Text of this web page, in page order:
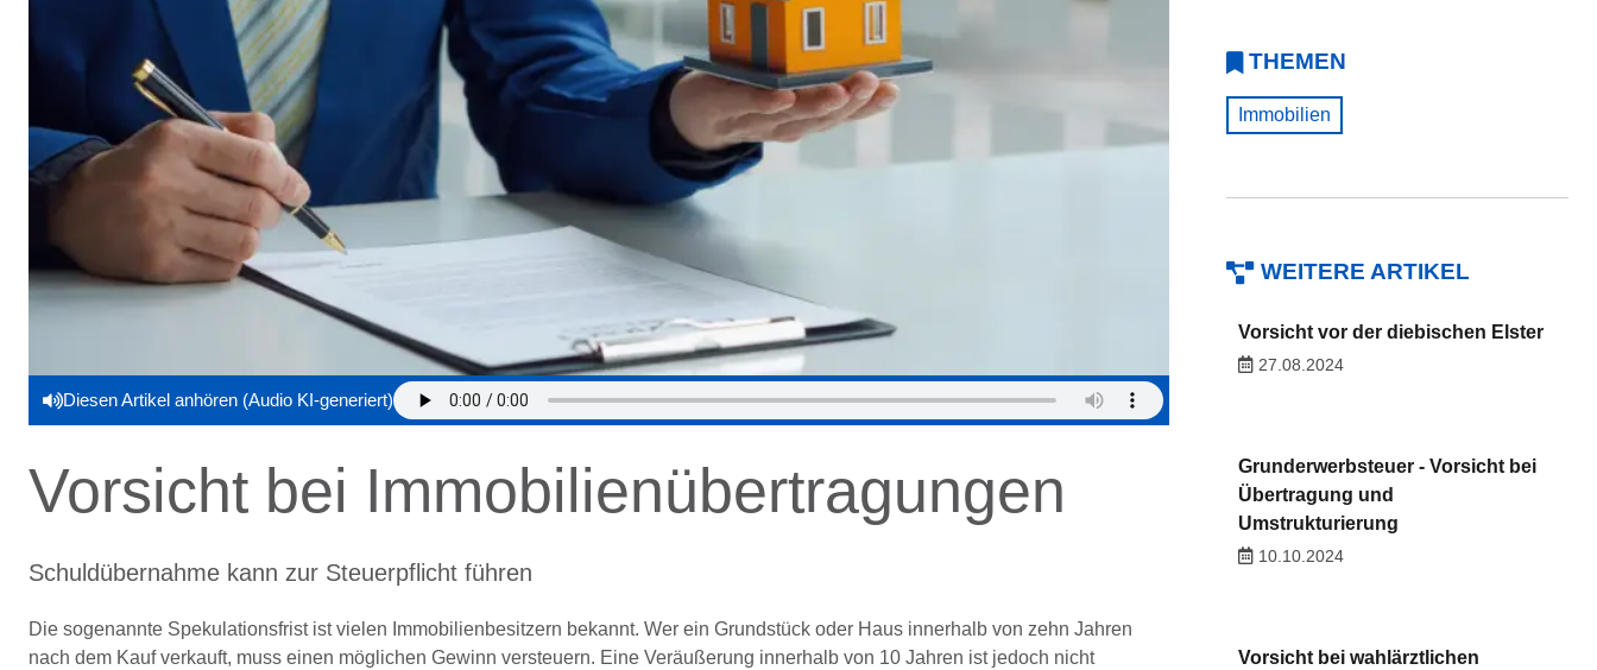
Diesen Artikel anhören (Audio KI-generiert)
Vorsicht bei Immobilienübertragungen
Schuldübernahme kann zur Steuerpflicht führen
Die sogenannte Spekulationsfrist ist vielen Immobilienbesitzern bekannt. Wer ein Grundstück oder Haus innerhalb von zehn Jahren
nach dem Kauf verkauft, muss einen möglichen Gewinn versteuern. Eine Veräußerung innerhalb von 10 Jahren ist jedoch nicht
THEMEN
Immobilien
WEITERE ARTIKEL
Vorsicht vor der diebischen Elster
27.08.2024
Grunderwerbsteuer - Vorsicht bei
Übertragung und
Umstrukturierung
10.10.2024
Vorsicht bei wahlärztlichen